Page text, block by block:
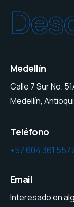
Medellín
Calle 7 Sur No.
Medellín,
Teléfono
+57 604 361
Email
Interesado en